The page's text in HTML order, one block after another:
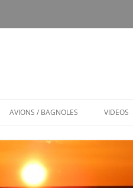
LES PUBS TOXIQUES
ARCHITECTURE BIZARRE ET TOUT
AVIONS / BAGNOLES
AVIONS ET BAGNOLES (MENU)
VIDEOS